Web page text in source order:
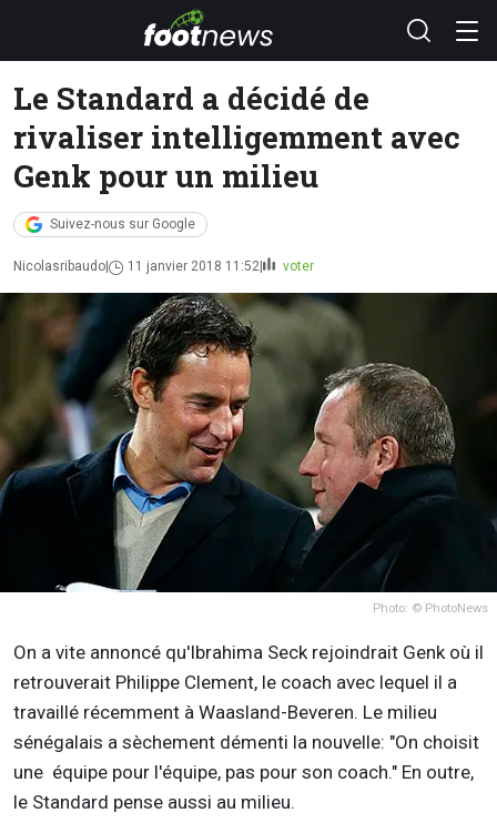
Le Standard a décidé de
rivaliser intelligemment avec
Genk pour un milieu
Suivez-nous sur Google
Nicolasribaudo 11 janvier 2018 11:52 voter
Photo: © PhotoNews
On a vite annoncé qu'Ibrahima Seck rejoindrait Genk où il
retrouverait Philippe Clement, le coach avec lequel il a
travaillé récemment à Waasland-Beveren. Le milieu
sénégalais a sèchement démenti la nouvelle: "On choisit
une équipe pour l'équipe, pas pour son coach." En outre,
le Standard pense aussi au milieu.